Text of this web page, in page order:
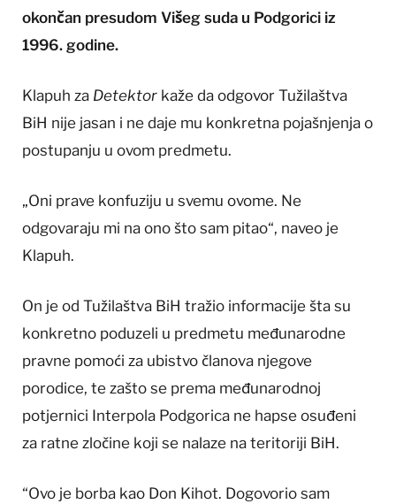
okončan presudom Višeg suda u Podgorici iz
1996. godine.
Klapuh za Detektor kaže da odgovor Tužilaštva
BiH nije jasan i ne daje mu konkretna pojašnjenja o
postupanju u ovom predmetu.
„Oni prave konfuziju u svemu ovome. Ne
odgovaraju mi na ono što sam pitao“, naveo je
Klapuh.
On je od Tužilaštva BiH tražio informacije šta su
konkretno poduzeli u predmetu međunarodne
pravne pomoći za ubistvo članova njegove
porodice, te zašto se prema međunarodnoj
potjernici Interpola Podgorica ne hapse osuđeni
za ratne zločine koji se nalaze na teritoriji BiH.
“Ovo je borba kao Don Kihot. Dogovorio sam